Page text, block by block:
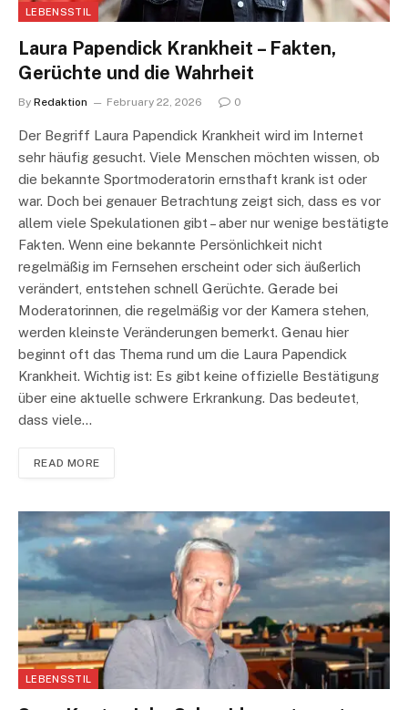
LEBENSSTIL
Laura Papendick Krankheit – Fakten,
Gerüchte und die Wahrheit
By Redaktion February 22, 2026 0
Der Begriff Laura Papendick Krankheit wird im Internet
sehr häufig gesucht. Viele Menschen möchten wissen, ob
die bekannte Sportmoderatorin ernsthaft krank ist oder
war. Doch bei genauer Betrachtung zeigt sich, dass es vor
allem viele Spekulationen gibt – aber nur wenige bestätigte
Fakten. Wenn eine bekannte Persönlichkeit nicht
regelmäßig im Fernsehen erscheint oder sich äußerlich
verändert, entstehen schnell Gerüchte. Gerade bei
Moderatorinnen, die regelmäßig vor der Kamera stehen,
werden kleinste Veränderungen bemerkt. Genau hier
beginnt oft das Thema rund um die Laura Papendick
Krankheit. Wichtig ist: Es gibt keine offizielle Bestätigung
über eine aktuelle schwere Erkrankung. Das bedeutet,
dass viele…
READ MORE
LEBENSSTIL